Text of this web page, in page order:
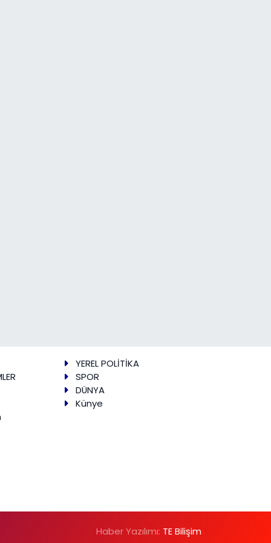
YEREL POLİTİKA
SPOR
DÜNYA
Künye
Haber Yazılımı: TE Bilişim